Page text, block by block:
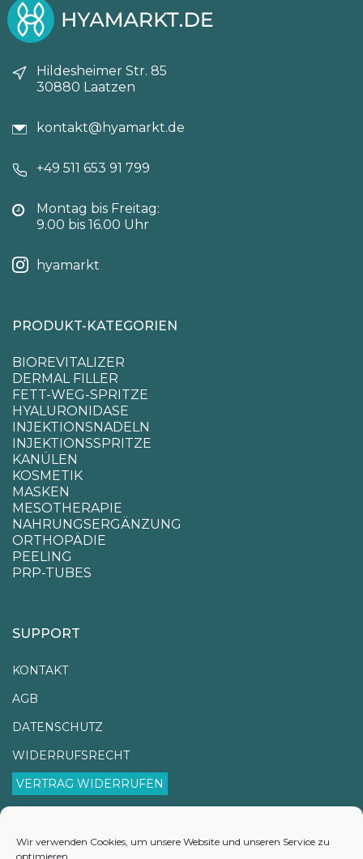
Wir verwenden Cookies, um unsere Website und unseren Service zu
optimieren.
Hildesheimer Str. 85
30880 Laatzen
kontakt@hyamarkt.de
+49 511 653 91 799
Montag bis Freitag:
9.00 bis 16.00 Uhr
hyamarkt
PRODUKT-KATEGORIEN
BIOREVITALIZER
DERMAL FILLER
FETT-WEG-SPRITZE
HYALURONIDASE
INJEKTIONSNADELN
INJEKTIONSSPRITZE
KANÜLEN
KOSMETIK
MASKEN
MESOTHERAPIE
NAHRUNGSERGÄNZUNG
ORTHOPÄDIE
PEELING
PRP-TUBES
SUPPORT
KONTAKT
AGB
DATENSCHUTZ
WIDERRUFSRECHT
VERTRAG WIDERRUFEN
VERSANDINFORMATIONEN